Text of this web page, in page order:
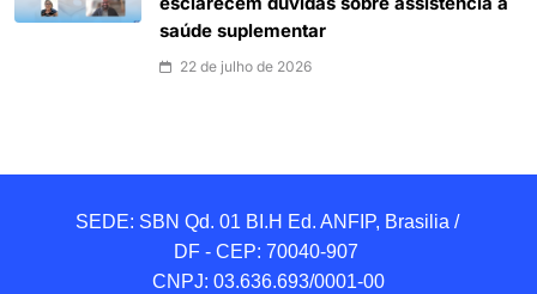
saúde suplementar
22 de julho de 2026
SEDE: SBN Qd. 01 BI.H Ed. ANFIP, Brasilia /
DF - CEP: 70040-907
CNPJ: 03.636.693/0001-00